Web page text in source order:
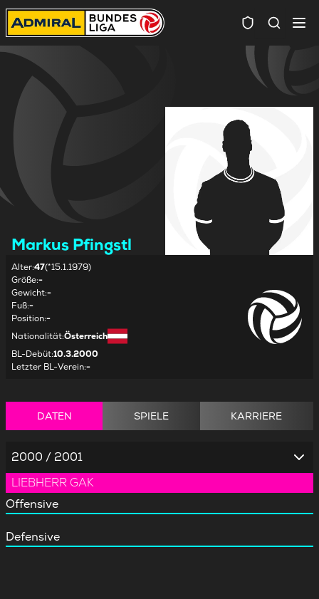
Markus Pfingstl
Alter:47(*15.1.1979)
Größe:-
Gewicht:-
Fuß:-
Position:-
Nationalität:Österreich
BL-Debüt:10.3.2000
Letzter BL-Verein:-
DATEN SPIELE KARRIERE
2000 / 2001
LIEBHERR GAK
Offensive
Defensive